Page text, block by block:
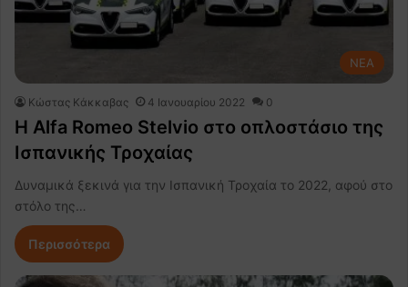
NEA
Κώστας Κάκκαβας 4 Ιανουαρίου 2022 0
Η Alfa Romeo Stelvio στο οπλοστάσιο της
Ισπανικής Τροχαίας
Δυναμικά ξεκινά για την Ισπανική Τροχαία το 2022, αφού στο
στόλο της…
Περισσότερα